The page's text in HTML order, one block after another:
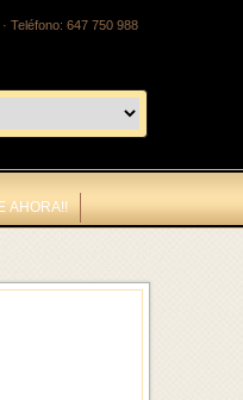
Teléfono: 647 750 988
AHORA!!